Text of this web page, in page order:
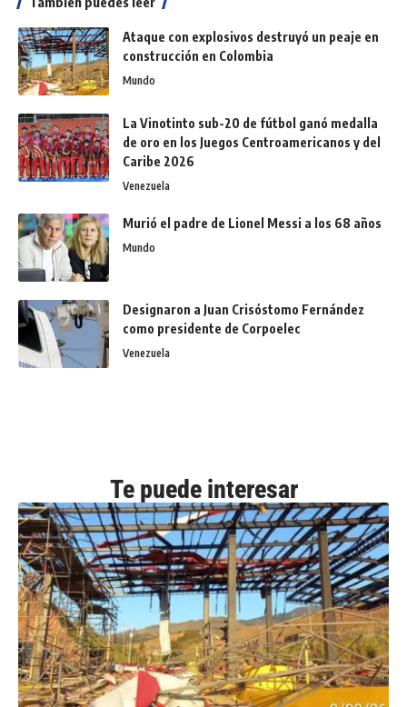
Ataque con explosivos destruyó un peaje en
construcción en Colombia
Mundo
de oro en los Juegos Centroamericanos y del
Caribe 2026
Venezuela
Mundo
como presidente de Corpoelec
Venezuela
MUNDO